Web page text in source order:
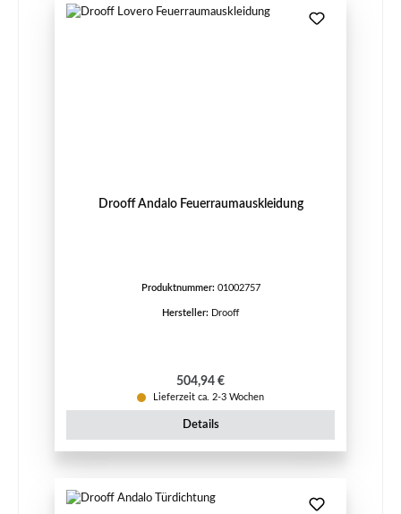
Drooff Andalo Feuerraumauskleidung
Produktnummer: 01002757
Hersteller: Drooff
Regulärer Preis:
504,94 €
Lieferzeit ca. 2-3 Wochen
Details